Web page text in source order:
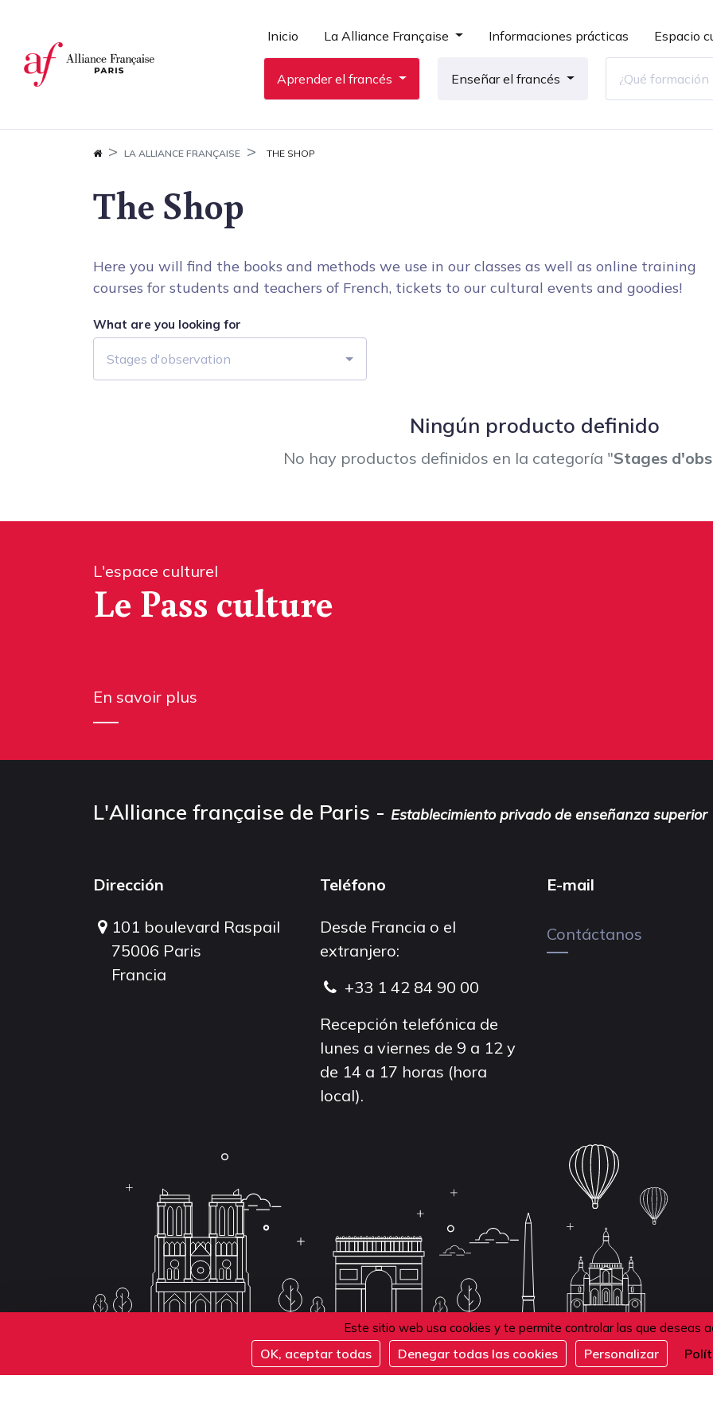
Este sitio web usa cookies y te permite controlar las que deseas
OK, aceptar todas Denegar todas las cookies Personalizar
Inicio La Alliance Française Informaciones prácticas Espacio
Aprender el francés Enseñar el francés
LA ALLIANCE FRANÇAISE THE SHOP
The Shop
Here you will find the books and methods we use in our classes as well as online training
courses for students and teachers of French, tickets to our cultural events and goodies!
What are you looking for
Stages d'observation
Ningún producto definido
No hay productos definidos en la categoría "Stages
L'espace culturel
Le Pass culture
En savoir plus
L'Alliance française de Paris - Establecimiento privado de enseñanza superior
Dirección
101 boulevard Raspail
75006 Paris
Francia
Teléfono
Desde Francia o el
extranjero:
+33 1 42 84 90 00
Recepción telefónica de
lunes a viernes de 9 a 12 y
de 14 a 17 horas (hora
local).
E-mail
Contáctanos
Conditions d'inscription aux examens
Politique de confidentialité